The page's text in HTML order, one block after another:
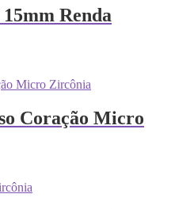
Renda
Coração Micro